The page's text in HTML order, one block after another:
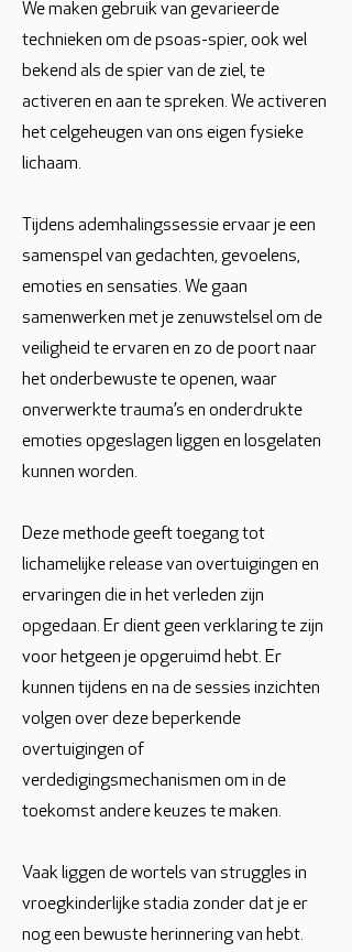
We maken gebruik van gevarieerde
technieken om de psoas-spier, ook wel
bekend als de spier van de ziel, te
activeren en aan te spreken. We activeren
het celgeheugen van ons eigen fysieke
lichaam.
Tijdens ademhalingssessie ervaar je een
samenspel van gedachten, gevoelens,
emoties en sensaties. We gaan
samenwerken met je zenuwstelsel om de
veiligheid te ervaren en zo de poort naar
het onderbewuste te openen, waar
onverwerkte trauma’s en onderdrukte
emoties opgeslagen liggen en losgelaten
kunnen worden.
Deze methode geeft toegang tot
lichamelijke release van overtuigingen en
ervaringen die in het verleden zijn
opgedaan. Er dient geen verklaring te zijn
voor hetgeen je opgeruimd hebt. Er
kunnen tijdens en na de sessies inzichten
volgen over deze beperkende
overtuigingen of
verdedigingsmechanismen om in de
toekomst andere keuzes te maken.
Vaak liggen de wortels van struggles in
vroegkinderlijke stadia zonder dat je er
nog een bewuste herinnering van hebt.